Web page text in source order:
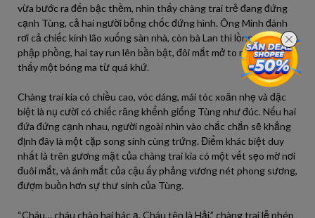
vừa bước ra đến bậc thềm, nhìn thấy chàng trai trẻ đang đứng
cạnh Tùng, cả hai người bỗng chốc đứng hình. Ông Minh đánh
rơi cả chiếc kính lão xuống sàn nhà, còn bà Lan thì lồng ngực
phập phồng, hai tay run lên bần bật, đôi mắt mở to như nhìn
thấy một bóng ma từ quá khứ.
Chàng trai kia có chiều cao, vóc dáng, mái tóc xoăn nhẹ và đặc
biệt là nụ cười có chiếc răng khểnh giống Tùng như đúc. Nếu hai
đứa đứng cạnh nhau, người ngoài nhìn vào chắc chắn sẽ khẳng
định đây là một cặp song sinh cùng trứng. Điểm khác biệt duy
nhất là trên gương mặt của chàng trai kia có một vết sẹo mờ nơi
đuôi mắt, và ánh mắt của cậu ấy phảng vương nét phong sương,
đượm buồn hơn sự thư sinh của Tùng.
“Cháu… cháu chào hai bác ạ. Cháu tên là Hải,” chàng trai lễ phép